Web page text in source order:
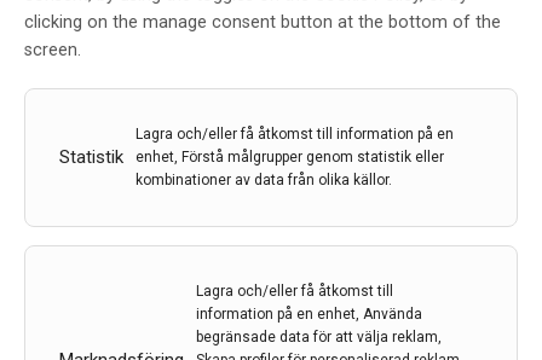
clicking on the manage consent button at the bottom of the
screen.
Statistik
Lagra och/eller få åtkomst till information på en
enhet, Förstå målgrupper genom statistik eller
kombinationer av data från olika källor.
Lagra och/eller få åtkomst till
information på en enhet, Använda
begränsade data för att välja reklam,
Redaktionen
7 jul 2026